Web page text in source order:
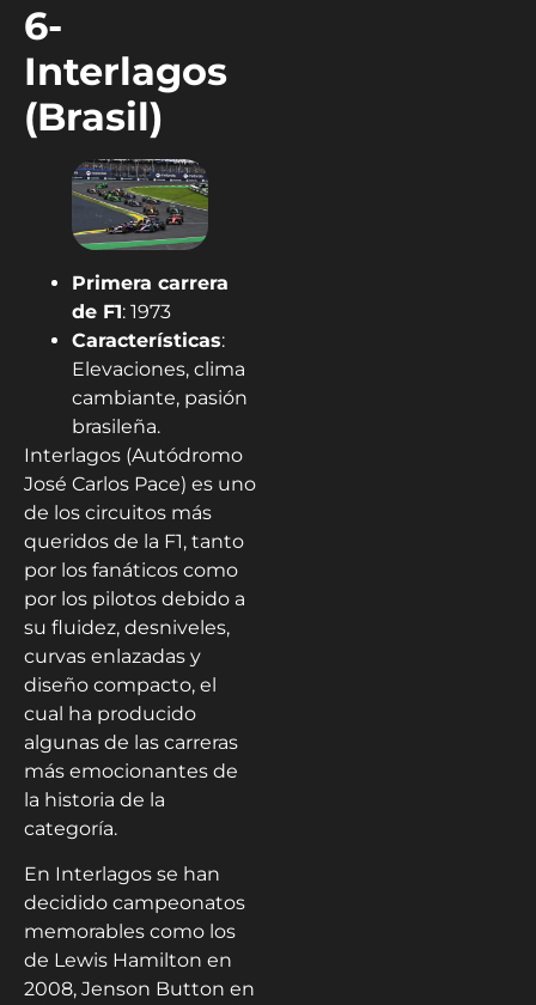
6-
Interlagos
(Brasil)
Primera carrera
de F1: 1973
Características:
Elevaciones, clima
cambiante, pasión
brasileña.
Interlagos (Autódromo
José Carlos Pace) es uno
de los circuitos más
queridos de la F1, tanto
por los fanáticos como
por los pilotos debido a
su fluidez, desniveles,
curvas enlazadas y
diseño compacto, el
cual ha producido
algunas de las carreras
más emocionantes de
la historia de la
categoría.
En Interlagos se han
decidido campeonatos
memorables como los
de Lewis Hamilton en
2008, Jenson Button en